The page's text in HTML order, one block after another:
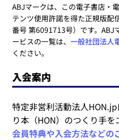
ABJマークは、この電子書店・
テンツ使用許諾を得た正規版配
番号 第6091713号）です。ABJ
ービスの一覧は、 一般社団法人
ください。
入会案内
特定非営利活動法人
り本（HON）のつくり手を
会員特典や入会方法などの